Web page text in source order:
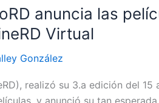
anuncia las
Virtual
González
realizó su 3.a edición del 15